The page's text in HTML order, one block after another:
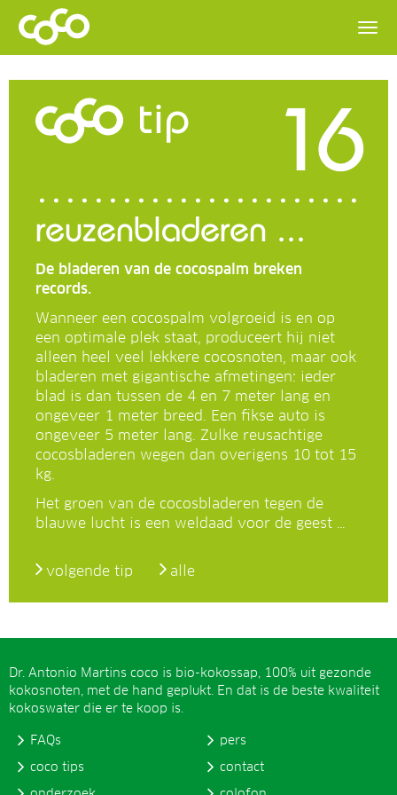
tip 16
reuzenbladeren ...
De bladeren van de cocospalm breken
records.
Wanneer een cocospalm volgroeid is en op
een optimale plek staat, produceert hij niet
alleen heel veel lekkere cocosnoten, maar ook
bladeren met gigantische afmetingen: ieder
blad is dan tussen de 4 en 7 meter lang en
ongeveer 1 meter breed. Een fikse auto is
ongeveer 5 meter lang. Zulke reusachtige
cocosbladeren wegen dan overigens 10 tot 15
kg.
Het groen van de cocosbladeren tegen de
blauwe lucht is een weldaad voor de geest …
volgende tip alle
Dr. Antonio Martins coco is bio-kokossap, 100% uit gezonde
kokosnoten, met de hand geplukt. En dat is de beste kwaliteit
kokoswater die er te koop is.
FAQs
coco tips
pers
contact